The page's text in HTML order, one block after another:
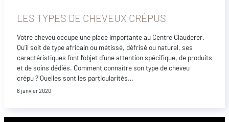
LES TYPES DE CHEVEUX CRÉPUS
Votre cheveu occupe une place importante au Centre Clauderer.
Qu’il soit de type africain ou métissé, défrisé ou naturel, ses
caractéristiques font l’objet d’une attention spécifique, de produits
et de soins dédiés. Comment connaître son type de cheveu
crépu ? Quelles sont les particularités…
6 janvier 2020